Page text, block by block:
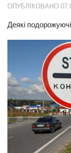
Донбас
Одеса
Прикарпаття
Економіка
Політика
Світ
Цікаво
Наука
ОПУБЛІКОВАНО
Деякі